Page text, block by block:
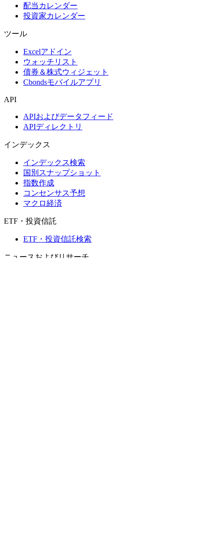
配当カレンダー
投資家カレンダー
ツール
Excelアドイン
ウォッチリスト
債券＆株式ウィジェット
Cbondsモバイルアプリ
API
APIおよびデータフィード
APIディレクトリ
インデックス
インデックス検索
国別スナップショット
指数作成
コンセンサス予想
マクロ経済
ETF・投資信託
ETF・投資信託検索
ニュースおよびリサーチ